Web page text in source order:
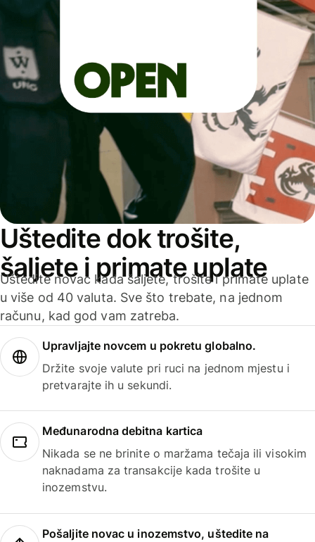
Uštedite dok trošite,
šaljete i primate uplate
Uštedite novac kada šaljete, trošite i primate uplate
u više od 40 valuta. Sve što trebate, na jednom
računu, kad god vam zatreba.
Upravljajte novcem u pokretu globalno.
Držite svoje valute pri ruci na jednom mjestu i
pretvarajte ih u sekundi.
Međunarodna debitna kartica
Nikada se ne brinite o maržama tečaja ili visokim
naknadama za transakcije kada trošite u
inozemstvu.
Pošaljite novac u inozemstvo, uštedite na